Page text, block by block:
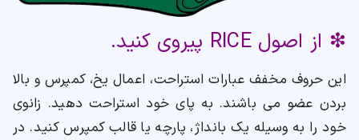
❇ از اصول RICE پیروی کنید.
این حروف مخفف عبارات استراحت، اعمال یخ، کمپرس و بالا
بردن عضو می باشند. به پای خود استراحت دهید. زانوی
خود را به وسیله یک بانداژ، پارچه یا قالب کمپرس کنید. در